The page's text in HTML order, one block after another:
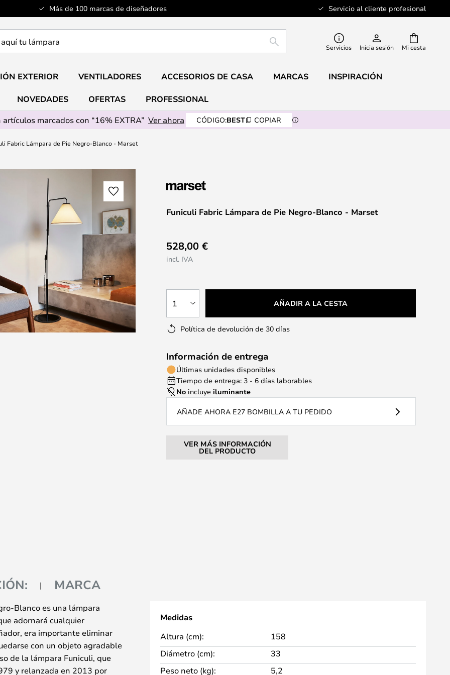
Más de 100 marcas de diseñadores Servicio al cliente profesional
Mi cesta
BUSCAR Servicios Inicia sesión
EXTERIOR VENTILADORES ACCESORIOS DE CASA MARCAS INSPIRACIÓN
NOVEDADES OFERTAS
PROFESSIONAL
artículos marcados con “16% EXTRA” Ver ahora CÓDIGO:BEST COPIAR
Fabric Lámpara de Pie Negro-Blanco - Marset
Funiculi Fabric Lámpara de Pie Negro-Blanco - Marset
528,00 €
incl. IVA
1 AÑADIR A LA CESTA
Política de devolución de 30 días
Información de entrega
Últimas unidades disponibles
Tiempo de entrega: 3 - 6 días laborables
No incluyeiluminante
AÑADE AHORA E27 BOMBILLA A TU PEDIDO
VER MÁS INFORMACIÓN
DEL PRODUCTO
MARCA
Blanco es una lámpara
adornará cualquier
era importante eliminar
con un objeto agradable
de la lámpara Funiculi, que
y relanzada en 2013 por
Medidas
Altura (cm):
158
Diámetro (cm):
33
Peso neto (kg):
5,2